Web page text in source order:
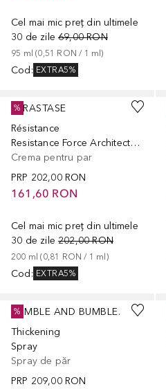
Cel mai mic preț din ultimele
30 de zile 69,00 RON
95 ml (0,51 RON / 1 ml)
Cod : EXTRA5%
KÉRASTASE
Résistance
Resistance Force Architecte Ciment Antiusure
Crema pentru par
PRP 202,00 RON
161,60 RON
Cel mai mic preț din ultimele
30 de zile 202,00 RON
200 ml (0,81 RON / 1 ml)
Cod : EXTRA5%
%
BUMBLE AND BUMBLE.
Thickening
Spray
Spray de păr
PRP 209,00 RON
%